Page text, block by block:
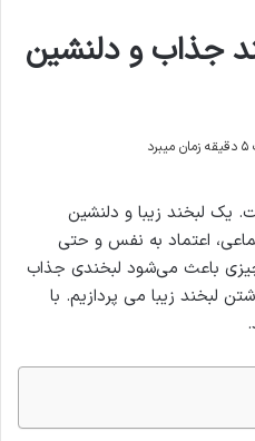
جذاب و دلنشین
یک لبخند زیبا و دلنشین
اعتماد به نفس و حتی
باعث می‌شود لبخندی جذاب
لبخند زیبا می ‌پردازیم. با